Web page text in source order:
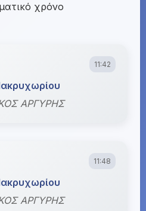
χρόνο
11:42
ΑΡΓΥΡΗΣ
11:48
ΑΡΓΥΡΗΣ